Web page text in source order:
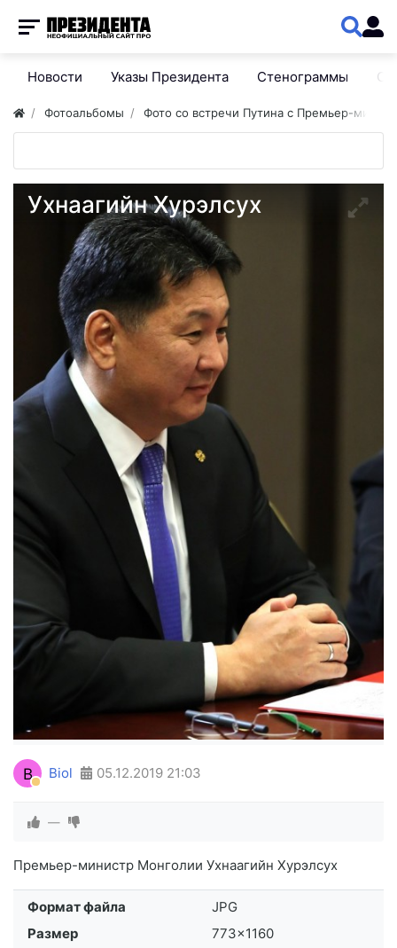
Новости Указы Президента Стенограммы
Фотоальбомы Фото со встречи Путина с Премьер-
Ухнаагийн Хурэлсух
B Biol 05.12.2019 21:03
—
Премьер-министр Монголии Ухнаагийн Хурэлсух
Формат файла
JPG
Размер
773×1160